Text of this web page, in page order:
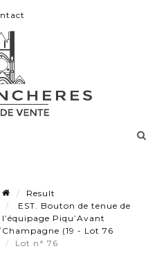
Result
EST. Bouton de tenue de
l’équipage Piqu’Avant
Champagne (19 - Lot 76
Lot n° 76